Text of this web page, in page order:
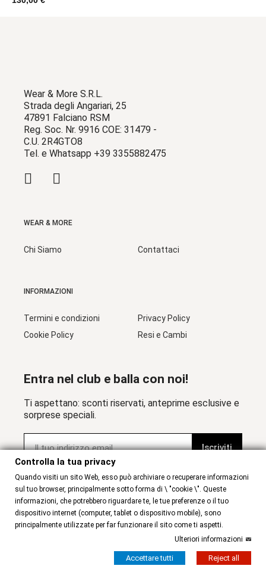
Wear & More S.R.L.
Strada degli Angariari, 25
47891 Falciano RSM
Reg. Soc. Nr. 9916 COE: 31479 -
C.U. 2R4GTO8
Tel. e Whatsapp +39 3355882475
WEAR & MORE
Chi Siamo Contattaci
INFORMAZIONI
Termini e condizioni
Cookie Policy
Privacy Policy
Resi e Cambi
Entra nel club e balla con noi!
Ti aspettano: sconti riservati, anteprime esclusive e
sorprese speciali.
Iscriviti
Trovaci anche su:
Tangolera:
Controlla la tua privacy
Quando visiti un sito Web, esso può archiviare o recuperare informazioni
sul tuo browser, principalmente sotto forma di \ "cookie \". Queste
informazioni, che potrebbero riguardare te, le tue preferenze o il tuo
dispositivo internet (computer, tablet o dispositivo mobile), sono
principalmente utilizzate per far funzionare il sito come ti aspetti.
Ulteriori informazioni
Accettare tutti Reject all